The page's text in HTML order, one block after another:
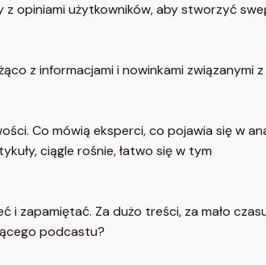
użytkowników, aby stworzyć
z informacjami i nowinkami
Co mówią eksperci, co pojawia się w
ciągle rośnie, łatwo się w tym
zapamiętać. Za dużo treści, za mało
podcastu?